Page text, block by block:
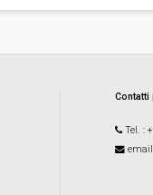
Tel. :
email